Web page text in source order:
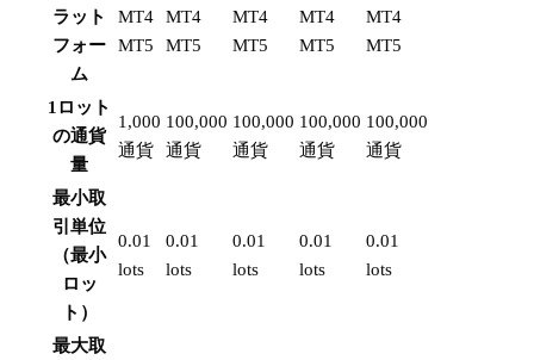
ラット
フォー
ム
MT4
MT5
MT4
MT5
MT4
MT5
MT4
MT5
MT4
MT5
1ロット
の通貨
量
1,000
通貨
100,000
通貨
100,000
通貨
100,000
通貨
100,000
通貨
最小取
引単位
（最小
ロッ
ト）
0.01
lots
0.01
lots
0.01
lots
0.01
lots
0.01
lots
最大取